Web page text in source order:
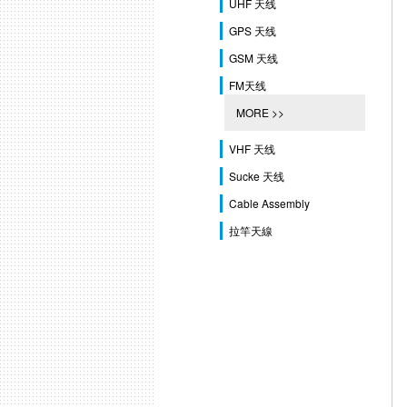
UHF 天线
GPS 天线
GSM 天线
FM天线
MORE >>
VHF 天线
Sucke 天线
Cable Assembly
拉竿天線